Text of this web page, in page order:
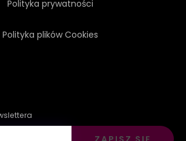
Polityka prywatności
Polityka plików Cookies